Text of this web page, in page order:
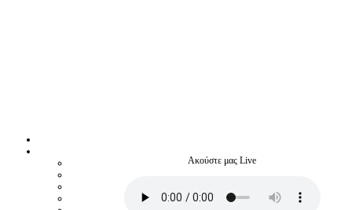
Ακούστε μας Live